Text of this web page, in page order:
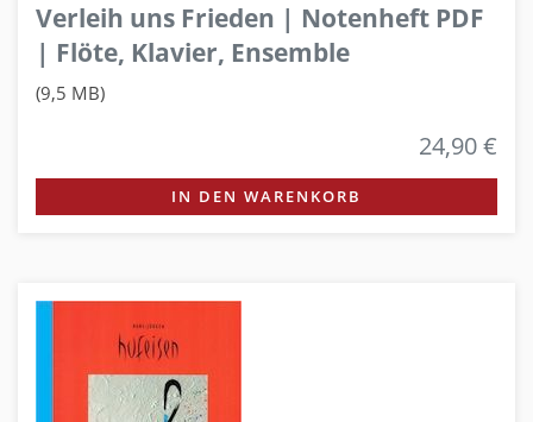
Verleih uns Frieden | Notenheft PDF
| Flöte, Klavier, Ensemble
(9,5 MB)
24,90 €
IN DEN WARENKORB